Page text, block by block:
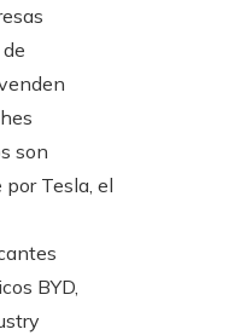
son
Tesla, el
BYD,